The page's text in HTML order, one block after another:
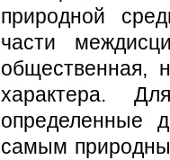
природной
части
общественная,
характера.
определенные
самым